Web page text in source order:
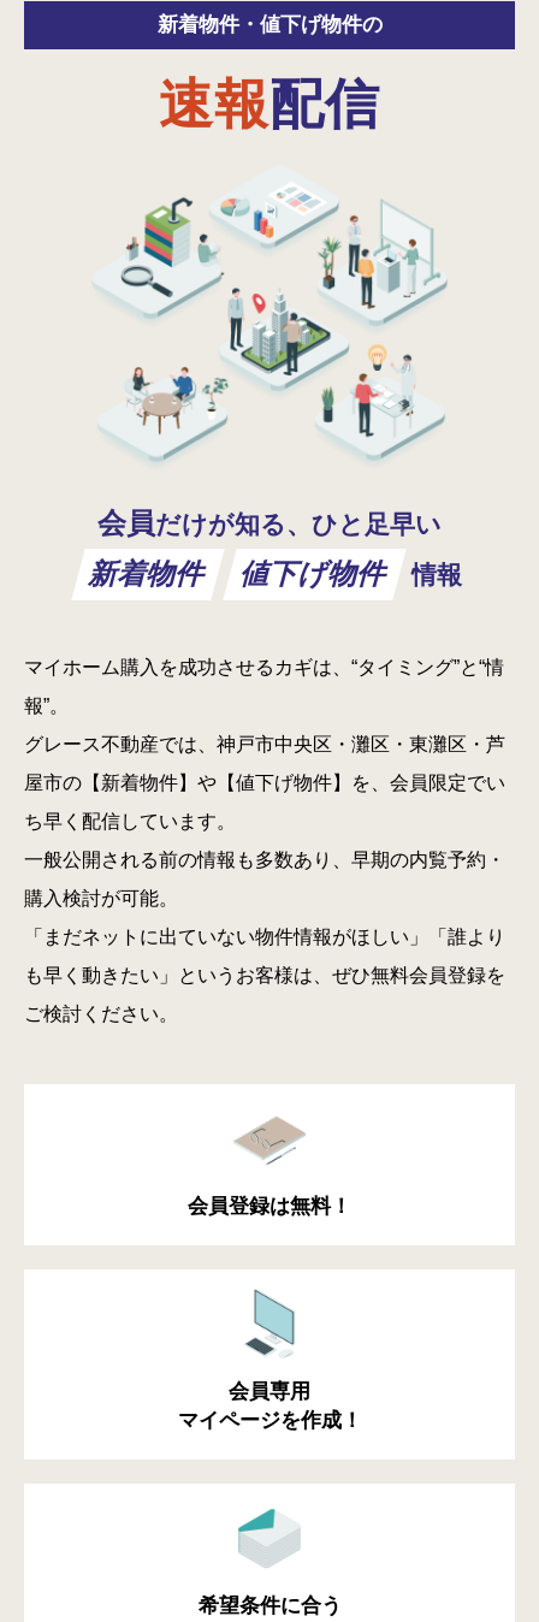
新着物件・ 値下げ物件の
速報配信
会員だけが知る、ひと足早い
新着物件 値下げ物件 情報
マイホーム購入を成功させるカギは、“タイミング”と“情
報”。
グレース不動産では、神戸市中央区・灘区・東灘区・芦
屋市の【新着物件】や【値下げ物件】を、会員限定でい
ち早く配信しています。
一般公開される前の情報も多数あり、早期の内覧予約・
購入検討が可能。
「まだネットに出ていない物件情報がほしい」「誰より
も早く動きたい」というお客様は、ぜひ無料会員登録を
ご検討ください。
会員登録は無料！
会員専用
マイページを作成！
希望条件に合う